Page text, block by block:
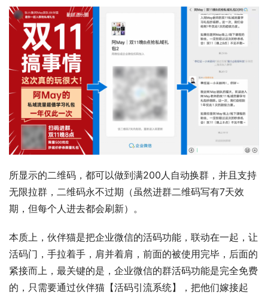
所显示的二维码，都可以做到满200人自动换群，并且支持
无限拉群，二维码永不过期（虽然进群二维码写有7天效
期，但每个人进去都会刷新）。
本质上，伙伴猫是把企业微信的活码功能，联动在一起，让
活码门，手拉着手，肩并着肩，前面的被使用完毕，后面的
紧接而上，最关键的是，企业微信的群活码功能是完全免费
的，只需要通过伙伴猫【活码引流系统】，把他们嫁接起